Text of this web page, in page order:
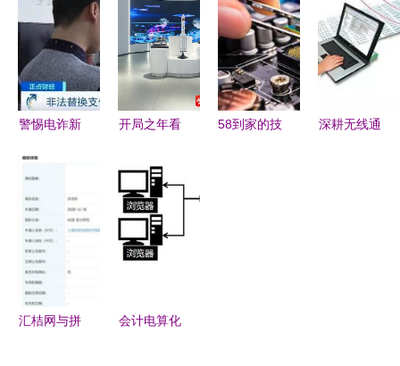
会计电算化
第一章第二
节之“计算
机硬件四
——从事计
知识”
及运营模式
研究与实践
——以计算
机软硬件赋
能为例
研DSP核赋
能天通一号
卫星，掌握
计算机软硬
件核心技术
Nuvoton产
品的IP
Cam网络摄
像头方案
警惕电诈新
植入、页面
替换与冒充
客服防不胜
防
开局之年看
不一样的江
苏——南京
软件企业扎
根沃土，与
兴
58到家的技
深耕无线通
汇桔网与拼
会计电算化